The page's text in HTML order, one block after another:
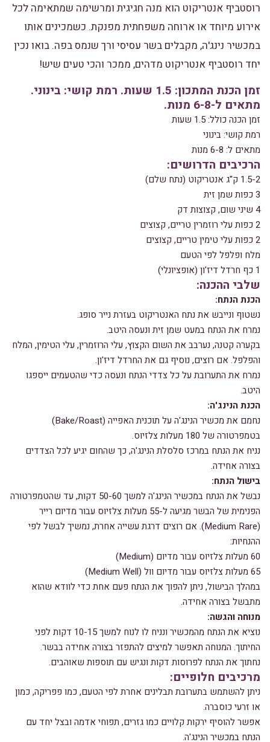
רוסטביף אנטריקוט הוא מנה חגיגית ומרשימה שמתאימה לכל
אירוע מיוחד או ארוחה משפחתית מפנקת. כשמכינים אותו
במכשיר נינג'ה, מקבלים בשר עסיסי ורך שנמס בפה. בואו נכין
יחד רוסטביף אנטריקוט מדהים, ממכר והכי טעים שיש!
זמן הכנת המתכון: 1.5 שעות. רמת קושי: בינוני.
מתאים ל-6-8 מנות.
זמן הכנה כולל: 1.5 שעות
רמת קושי: בינוני
מתאים ל: 6-8 מנות
הרכיבים הדרושים:
1.5-2 ק"ג אנטריקוט (נתח שלם)
3 כפות שמן זית
4 שיני שום, קצוצות דק
2 כפות עלי רוזמרין טריים, קצוצים
2 כפות עלי טימין טריים, קצוצים
מלח ופלפל לפי הטעם
1 כף חרדל דיז'ון (אופציונלי)
שלבי ההכנה:
הכנת הנתח:
נשטוף ונייבש את נתח האנטריקוט בעזרת נייר סופג.
נמרח את הנתח במעט שמן זית ונעסה היטב.
בקערה קטנה, נערבב את השום הקצוץ, עלי הרוזמרין, עלי הטימין, המלח
והפלפל. אם רוצים, נוסיף גם את החרדל דיז'ון.
נמרח את התערובת על כל צדדי הנתח ונעסה כדי שהטעמים ייספגו
היטב.
הכנת הנינג'ה:
נחמם את מכשיר הנינג'ה על תוכנית האפייה (Bake/Roast)
בטמפרטורה של 180 מעלות צלזיוס.
נניח את הנתח במרכז סלסלת הנינג'ה, כך שהחום יגיע לכל הצדדים
בצורה אחידה.
בישול הנתח:
נבשל את הנתח במכשיר הנינג'ה למשך 50-60 דקות, עד שהטמפרטורה
הפנימית של הבשר מגיעה ל-55 מעלות צלזיוס עבור מדיום רייר
(Medium Rare). אם רוצים דרגת עשייה אחרת, נמשיך לבשל לפי
ההנחיות:
60 מעלות צלזיוס עבור מדיום (Medium)
65 מעלות צלזיוס עבור מדיום וול (Medium Well)
במהלך הבישול, ניתן להפוך את הנתח פעם אחת כדי לוודא שהוא
מתבשל בצורה אחידה.
מנוחה והגשה:
נוציא את הנתח מהמכשיר ונניח לו לנוח למשך 10-15 דקות לפני
החיתוך. המנוחה תאפשר למיצים להתפזר בצורה אחידה בבשר.
נחתוך את הנתח לפרוסות דקות ונגיש עם תוספות שאוהבים.
מרכיבים חלופיים:
ניתן להשתמש בתערובת תבלינים אחרת לפי הטעם, כמו פפריקה, כמון
או זרעי כוסברה.
אפשר להוסיף ירקות קלויים כמו גזרים, תפוחי אדמה ובצל יחד עם
הנתח במכשיר הנינג'ה.